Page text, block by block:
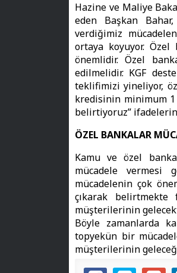
Hazine ve Maliye
eden Başkan Bahar,
verdiğimiz
ortaya koyuyor.
önemlidir. Özel
edilmelidir. KGF
teklifimizi yineliyor,
kredisinin minimum 1
belirtiyoruz”
ÖZEL BANKALAR
Kamu ve özel
mücadele vermesi
mücadelenin çok
çıkarak
müşterilerinin
Böyle zamanlarda
topyekün bir
müşterilerinin